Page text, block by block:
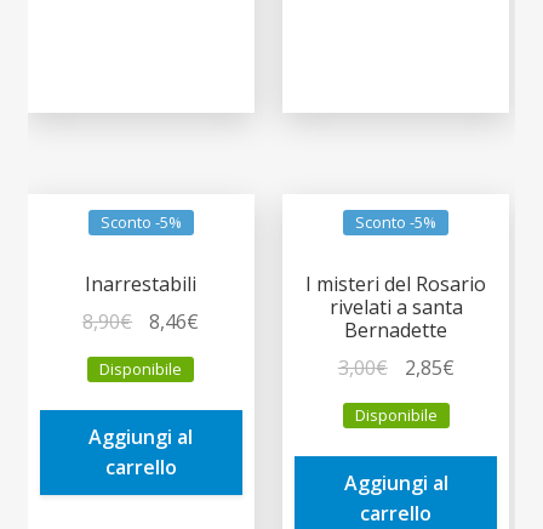
Sconto -5%
Inarrestabili
8,90€
prezzo
originale
era:
8,90€.
8,46€
è:
Disponibile
Aggiungi al
carrello
Sconto -5%
I misteri del Rosario
rivelati a santa
Bernadette
3,00€
prezzo
originale
era:
3,00€.
2,85€Il
è:
Disponibile
Aggiungi al
carrello